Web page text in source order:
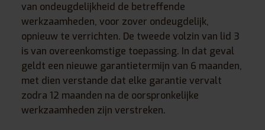
van ondeugdelijkheid de betreffende
werkzaamheden, voor zover ondeugdelijk,
opnieuw te verrichten. De tweede volzin van lid 3
is van overeenkomstige toepassing. In dat geval
geldt een nieuwe garantietermijn van 6 maanden,
met dien verstande dat elke garantie vervalt
zodra 12 maanden na de oorspronkelijke
werkzaamheden zijn verstreken.